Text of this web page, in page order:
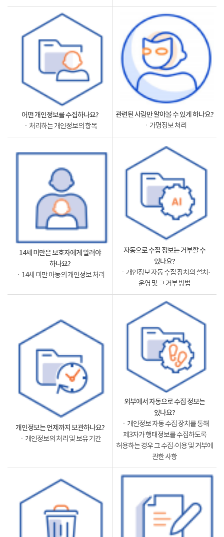
어떤 개인정보를 수집하나요?
ㆍ처리하는 개인정보의 항목
관련된 사람만 알아볼 수 있게 하나요?
ㆍ가명정보 처리
14세 미만은 보호자에게 알려야
하나요?
ㆍ14세 미만 아동의 개인정보 처리
자동으로 수집 정보는 거부할 수
있나요?
ㆍ개인정보 자동 수집 장치의 설치·
운영 및 그 거부 방법
개인정보는 언제까지 보관하나요?
ㆍ개인정보의 처리 및 보유 기간
외부에서 자동으로 수집 정보는
있나요?
ㆍ개인정보 자동 수집 장치를 통해
제3자가 행태정보를 수집하도록
허용하는 경우 그 수집·이용 및 거부에
관한 사항